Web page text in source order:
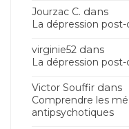
Jourzac C. dans
La dépression
virginie52 dans
La dépression
Victor Souffir dans
Comprendre les
antipsychotiques